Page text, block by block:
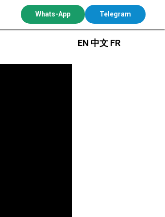
Whats-App Telegram
EN 中文 FR